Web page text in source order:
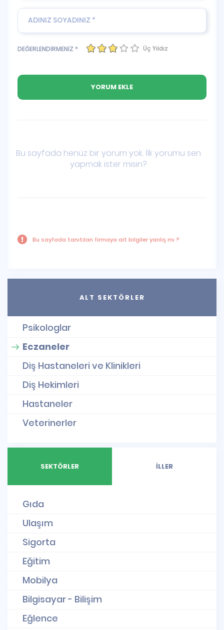
DEĞERLENDİRMENİZ * Üç Yıldız
Bu sayfada henüz bir yorum yok. İlk yorumu sen
yapmak ister misin?
Bu sayfada tanıtılan firmaya ait bilgiler yanlış mı ?
ALT SEKTÖRLER
Psikologlar
Eczaneler
Diş Hastaneleri ve Klinikleri
Diş Hekimleri
Hastaneler
Veterinerler
SEKTÖRLER İLLER
Gıda
Ulaşım
Sigorta
Eğitim
Mobilya
Bilgisayar - Bilişim
Eğlence